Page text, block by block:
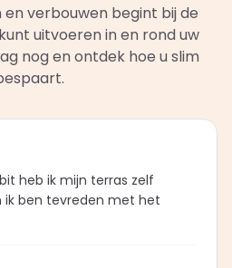
verbouwen begint bij de
uitvoeren in en rond uw
nog en ontdek hoe u slim
heb ik mijn terras zelf
ik ben tevreden met het